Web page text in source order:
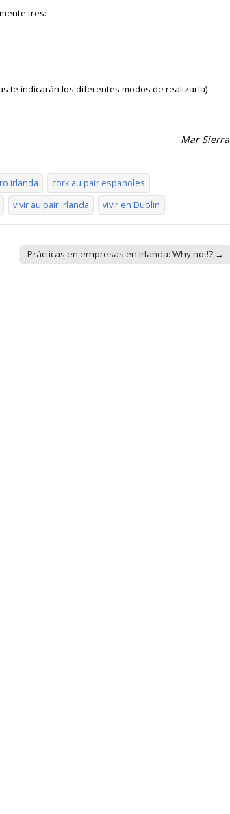
tres:
te indicarán los diferentes modos de realizarla)
Mar Sierra
irlanda
cork au pair espanoles
vivir au pair irlanda vivir en Dublin
Prácticas en empresas en Irlanda: Why not!? →